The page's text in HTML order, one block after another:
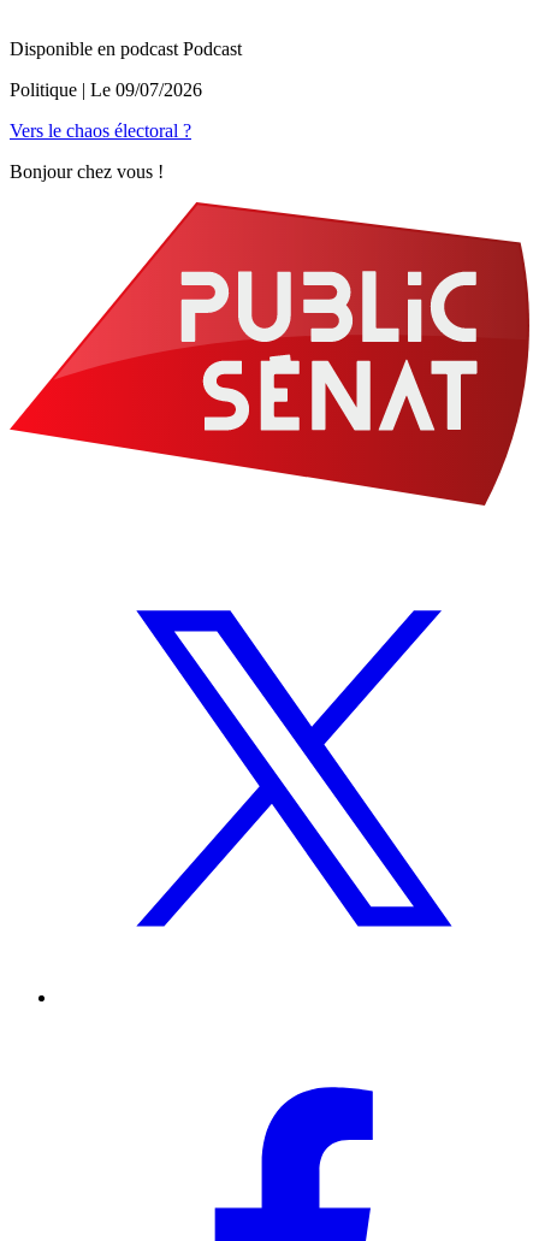
Disponible en podcast Podcast
Politique | Le 09/07/2026
Vers le chaos électoral ?
Bonjour chez vous !